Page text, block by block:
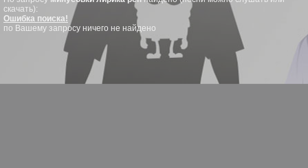
скачать):
Ошибка поиска!
по Вашему запросу ничего не найдено